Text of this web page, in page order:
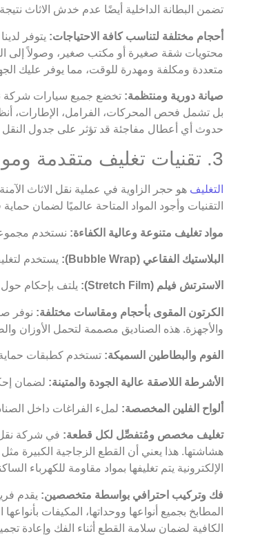
تضمن البطانة الداخلية أيضًا عدم خدش الاثاث
أحجام مختلفة لتناسب كافة الاحتياجات: يتوفر
محتويات شقة صغيرة أو مكتب صغير، وصولاً إلى
متعددة ومكلفة ومهدرة للوقت، مما يوفر عليك
صيانة دورية ومنتظمة: تخضع جميع سيارات شركة
بل تشمل فحص المحركات، الفرامل، الإطارات،
حدوث أي أعطال مفاجئة قد تؤثر على جدول النقل
3. تقنيات تغليف متقدمة ومواد عالية الجودة عالمية المواصفات
التغليف هو حجر الزاوية في عملية نقل الاثاث
التقنيات وأجود المواد المتاحة عالميًا لضمان
مواد تغليف متنوعة وعالية الكفاءة: نستخدم
البلاستيك الفقاعي (Bubble Wrap): يستخدم
الاسترتش فيلم (Stretch Film): يلتف بإحكام حول
الكرتون المقوى بأحجام ومقاسات مختلفة: نوفر
والأجهزة. هذه الصناديق مصممة لتحمل الأوزان
الفوم والبطاطين السميكة: تستخدم كطبقات حماية
الأشرطة اللاصقة عالية الجودة والمتينة: لضمان
ألواح الفلين المخصصة: لملء الفراغات داخل
تغليف مخصص ومُتفصِّل لكل قطعة: في شركة نقل
هشاشتها. هذا يعني أن القطع الزجاجية الكبيرة
الإلكترونية يتم تغليفها بمواد مقاومة للكهرباء
فك وتركيب احترافي بواسطة متخصصين: يقدم
المطابخ بجميع أنواعها ووحداتها، المكيفات
الكافية لضمان سلامة القطع أثناء الفك وإعادة